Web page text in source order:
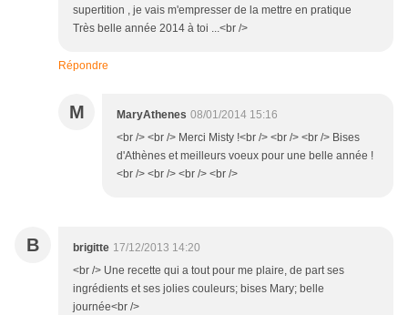
supertition , je vais m'empresser de la mettre en pratique
Très belle année 2014 à toi ...<br />
Répondre
M MaryAthenes 08/01/2014 15:16
<br /> <br /> Merci Misty !<br /> <br /> <br /> Bises
d'Athènes et meilleurs voeux pour une belle année !
<br /> <br /> <br /> <br />
B brigitte 17/12/2013 14:20
<br /> Une recette qui a tout pour me plaire, de part ses
ingrédients et ses jolies couleurs; bises Mary; belle
journée<br />